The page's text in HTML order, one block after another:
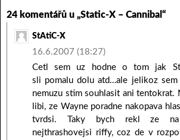
24 komentářů u „Static-X – Cannibal“
StAtiC-X
16.6.2007 (18:27)
Cetl sem uz hodne o tom jak
sli pomalu dolu atd…ale jelikoz sem
nemuzu stim souhlasit ani tentokrat.
libi, ze Wayne poradne nakopava
tvrdsi. Taky bych rekl ze na
nejthrashovejsi riffy, coz de v